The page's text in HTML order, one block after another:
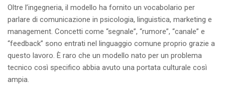
Oltre l’ingegneria, il modello ha fornito un vocabolario per
parlare di comunicazione in psicologia, linguistica, marketing e
management. Concetti come “segnale”, “rumore”, “canale” e
“feedback” sono entrati nel linguaggio comune proprio grazie a
questo lavoro. È raro che un modello nato per un problema
tecnico così specifico abbia avuto una portata culturale così
ampia.